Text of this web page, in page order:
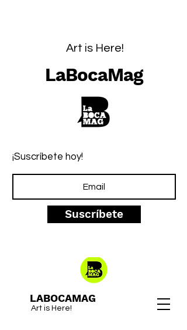
LABOCAMAG
Art is Here!
¡Suscríbete hoy!
Suscríbete
LaBocaMag
Art is Here!